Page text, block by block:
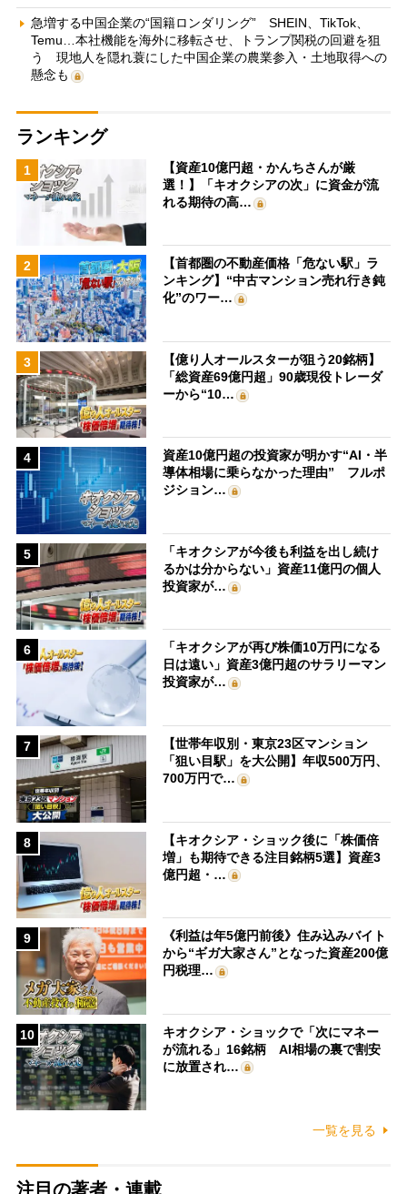
急増する中国企業の“国籍ロンダリング” SHEIN、TikTok、
Temu…本社機能を海外に移転させ、トランプ関税の回避を狙
う 現地人を隠れ蓑にした中国企業の農業参入・土地取得への
懸念も
ランキング
1
【資産10億円超・かんちさんが厳
選！】「キオクシアの次」に資金が流
れる期待の高…
2
【首都圏の不動産価格「危ない駅」ラ
ンキング】“中古マンション売れ行き鈍
化”のワー…
3
【億り人オールスターが狙う20銘柄】
「総資産69億円超」90歳現役トレーダ
ーから“10…
4
資産10億円超の投資家が明かす“AI・半
導体相場に乗らなかった理由” フルポ
ジション…
5
「キオクシアが今後も利益を出し続け
るかは分からない」資産11億円の個人
投資家が…
6
「キオクシアが再び株価10万円になる
日は遠い」資産3億円超のサラリーマン
投資家が…
7
【世帯年収別・東京23区マンション
「狙い目駅」を大公開】年収500万円、
700万円で…
8
【キオクシア・ショック後に「株価倍
増」も期待できる注目銘柄5選】資産3
億円超・…
9
《利益は年5億円前後》住み込みバイト
から“ギガ大家さん”となった資産200億
円税理…
10
キオクシア・ショックで「次にマネー
が流れる」16銘柄 AI相場の裏で割安
に放置され…
一覧を見る
注目の著者・連載